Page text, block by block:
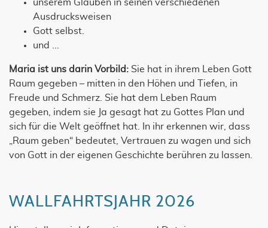
unserem Glauben in seinen verschiedenen
Ausdrucksweisen
Gott selbst.
und ...
Maria ist uns darin Vorbild: Sie hat in ihrem Leben Gott
Raum gegeben – mitten in den Höhen und Tiefen, in
Freude und Schmerz. Sie hat dem Leben Raum
gegeben, indem sie Ja gesagt hat zu Gottes Plan und
sich für die Welt geöffnet hat. In ihr erkennen wir, dass
„Raum geben“ bedeutet, Vertrauen zu wagen und sich
von Gott in der eigenen Geschichte berühren zu lassen.
WALLFAHRTSJAHR 2026